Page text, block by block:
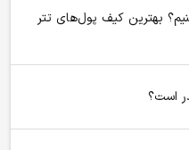
بهترین کیف پول‌های تتر
است؟